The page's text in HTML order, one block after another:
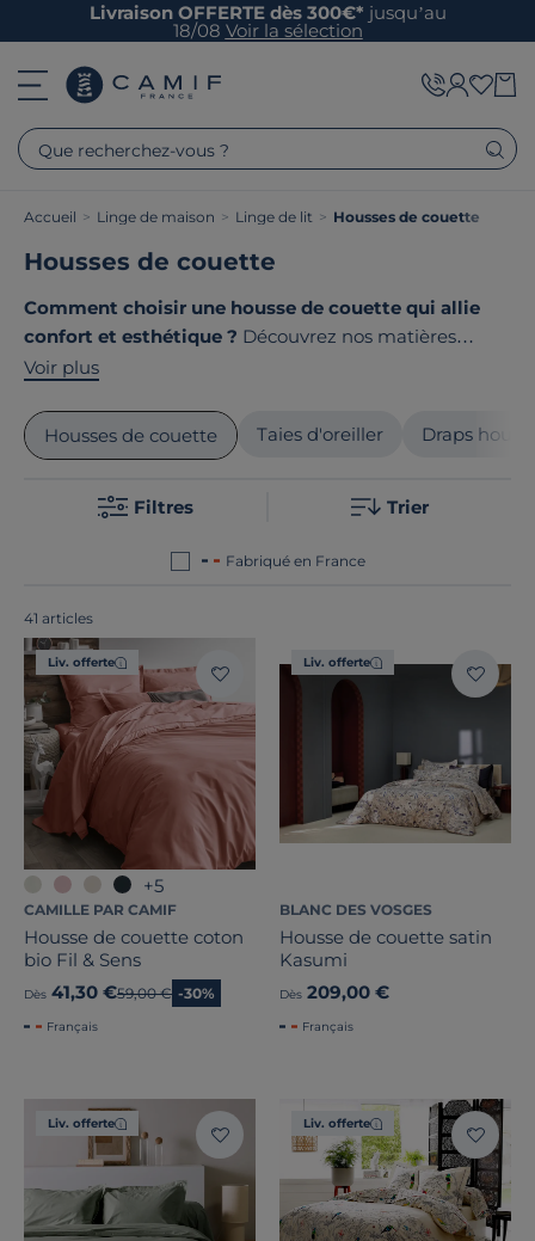
Livraison OFFERTE dès 300€* jusqu’au
18/08 Voir la sélection
Que recherchez-vous ?
Accueil > Linge de maison > Linge de lit > Housses de couette
Housses de couette
Comment choisir une housse de couette qui allie
confort et esthétique ? Découvrez nos matières
nobles comme le coton issu de l'agriculture biologique,
pour chaque lit. Chez Camif, découvrez des collections
tissées avec soin pour sublimer votre chambre et vous
de nos produits ? Ils sont tous
fabriqués en France ou
Voir plus
Housses de couette Taies d'oreiller Draps
Filtres Trier
Fabriqué en France
41 articles
Liv. offerte
+5
CAMILLE PAR CAMIF
Housse de couette coton
bio Fil & Sens
Dès 41,30 €Ancien prix
59,00 € -30%
Français
Liv. offerte
BLANC DES VOSGES
Housse de couette satin
Kasumi
Dès 209,00 €
Français
Liv. offerte Liv. offerte
Prix
Promotion
Note des clients